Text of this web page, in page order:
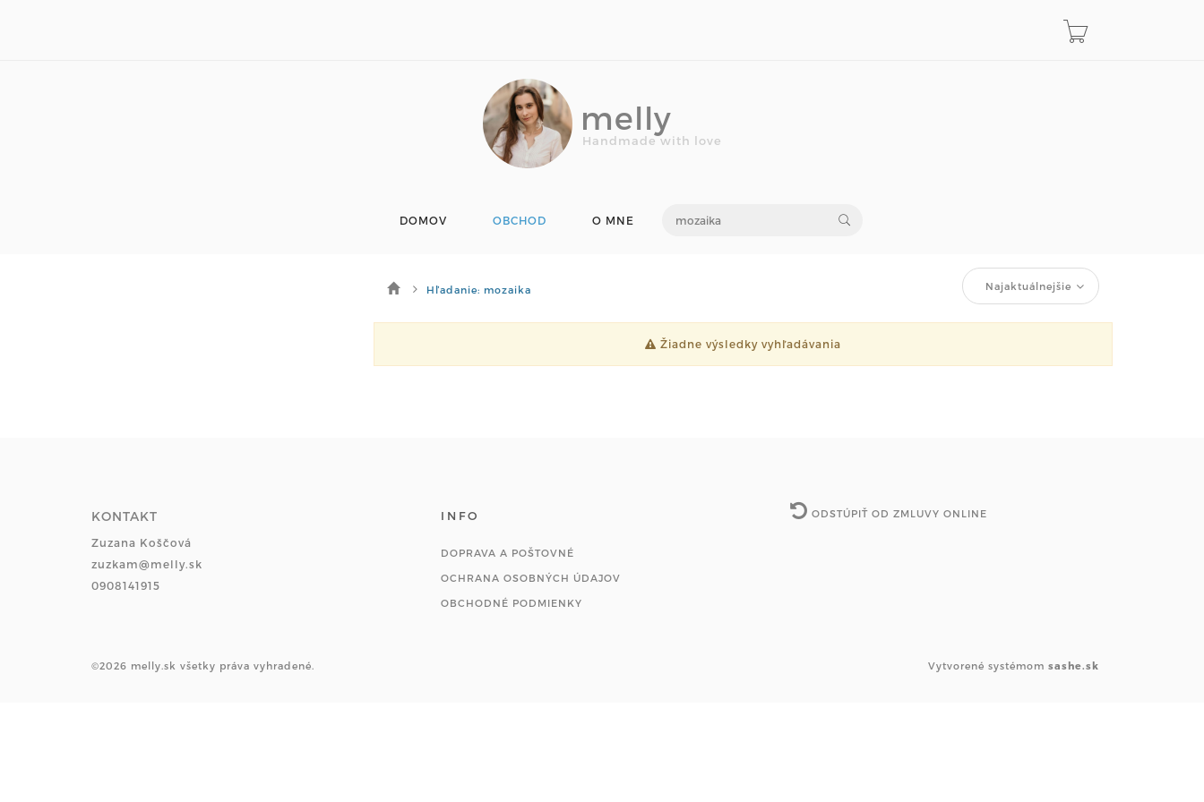
melly
Handmade with love
DOMOV OBCHOD O MNE
Hľadanie: mozaika Najaktuálnejšie
Žiadne výsledky vyhľadávania
KONTAKT
Zuzana Koščová
zuzkam@melly.sk
0908141915
INFO
DOPRAVA A POŠTOVNÉ
OCHRANA OSOBNÝCH ÚDAJOV
OBCHODNÉ PODMIENKY
ODSTÚPIŤ OD ZMLUVY ONLINE
©2026 melly.sk všetky práva vyhradené. Vytvorené systémom sashe.sk